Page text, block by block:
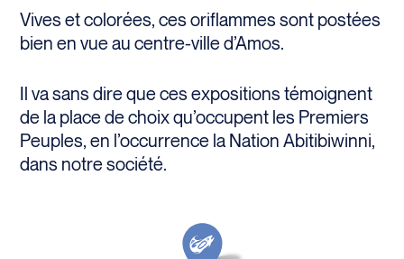
Vives et colorées, ces oriflammes sont postées
bien en vue au centre-ville d’Amos.
Il va sans dire que ces expositions témoignent
de la place de choix qu’occupent les Premiers
Peuples, en l’occurrence la Nation Abitibiwinni,
dans notre société.